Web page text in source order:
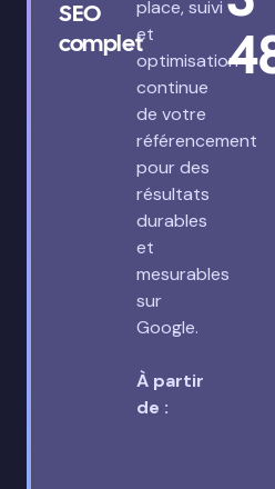
SEO
complet
place, suivi
et
optimisation
continue
de votre
référencement
pour des
résultats
durables
et
mesurables
sur
Google.
À partir
de :